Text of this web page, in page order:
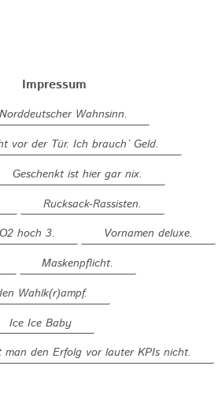
Impressum
Norddeutscher Wahnsinn.
vor der Tür. Ich brauch` Geld.
Geschenkt ist hier gar nix.
Rucksack-Rassisten.
hoch 3.
Vornamen deluxe.
Maskenpflicht.
Wahlk(r)ampf.
Ice Ice Baby
man den Erfolg vor lauter KPIs nicht.